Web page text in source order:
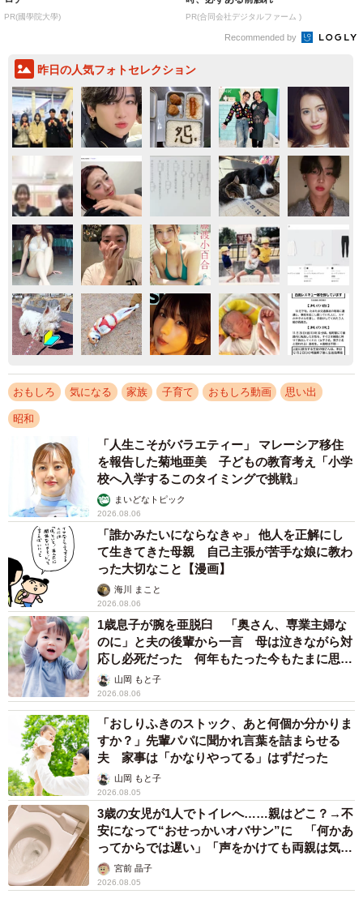
PR(國學院大學) PR(合同会社デジタルファーム )
Recommended by
昨日の人気フォトセレクション
おもしろ 気になる 家族 子育て おもしろ動画 思い出
昭和
「人生こそがバラエティー」 マレーシア移住
を報告した菊地亜美 子どもの教育考え「小学
校へ入学するこのタイミングで挑戦」
まいどなトピック
2026.08.06
「誰かみたいにならなきゃ」 他人を正解にし
て生きてきた母親 自己主張が苦手な娘に教わ
った大切なこと【漫画】
海川 まこと
2026.08.06
1歳息子が腕を亜脱臼 「奥さん、専業主婦な
のに」と夫の後輩から一言 母は泣きながら対
応し必死だった 何年もたった今もたまに思い
出し…山岡 もと子
2026.08.06
「おしりふきのストック、あと何個か分かりま
すか？」先輩パパに聞かれ言葉を詰まらせる
夫 家事は「かなりやってる」はずだった
山岡 もと子
2026.08.05
3歳の女児が1人でトイレへ……親はどこ？→不
安になって“おせっかいオバサン”に 「何かあ
ってからでは遅い」「声をかけても両親は気づ
かぬまま」
宮前 晶子
2026.08.05